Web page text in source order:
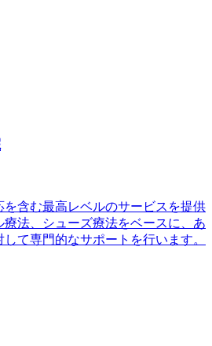
含む最高レベルのサービスを提供
療法、シューズ療法をベースに、あ
て専門的なサポートを行います。